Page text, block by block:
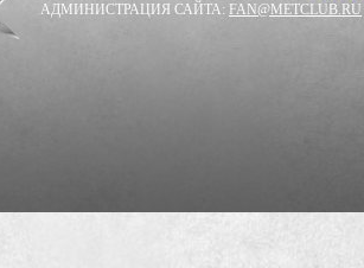
АДМИНИСТРАЦИЯ САЙТА: FAN@METCLUB.RU